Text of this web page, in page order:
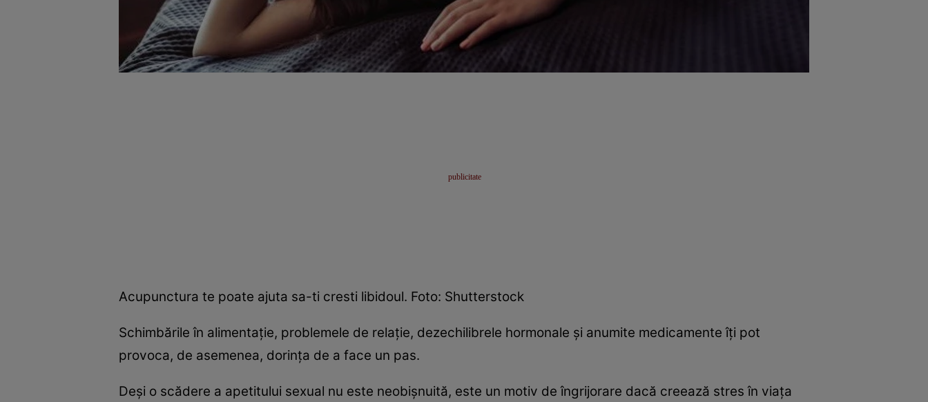
Acupunctura te poate ajuta sa-ti cresti libidoul. Foto: Shutterstock
Schimbările în alimentație, problemele de relație, dezechilibrele hormonale și anumite medicamente îți pot
provoca, de asemenea, dorința de a face un pas.
Deși o scădere a apetitului sexual nu este neobișnuită, este un motiv de îngrijorare dacă creează stres în viața